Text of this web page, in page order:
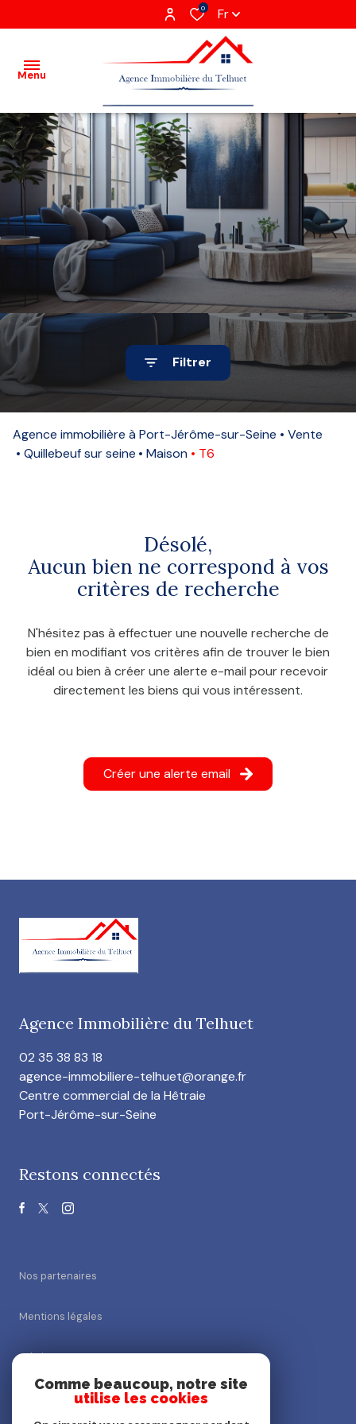
0 Fr
Menu
Acheter
Louer
Vendre
Gestion
locative
Agence
Recrutement
e-
Contact
Filtrer
Agence immobilière à Port-Jérôme-sur-Seine
Vente
Quillebeuf sur seine
Maison T6
Désolé,
Aucun bien ne correspond à vos
critères de recherche
N'hésitez pas à effectuer une nouvelle recherche de
bien en modifiant vos critères afin de trouver le bien
idéal ou bien à créer une alerte e-mail pour recevoir
directement les biens qui vous intéressent.
Créer une alerte email
Agence Immobilière du Telhuet
02 35 38 83 18
agence-immobiliere-telhuet@orange.fr
Centre commercial de la Hêtraie
Port-Jérôme-sur-Seine
Restons connectés
Nos partenaires
Mentions légales
Admin
Nos honoraires
Comme beaucoup, notre site
utilise les cookies